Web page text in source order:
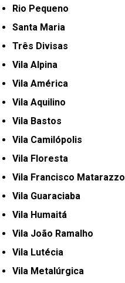
Rio Pequeno
Santa Maria
Três Divisas
Vila Alpina
Vila América
Vila Aquilino
Vila Bastos
Vila Camilópolis
Vila Floresta
Vila Francisco Matarazzo
Vila Guaraciaba
Vila Humaitá
Vila João Ramalho
Vila Lutécia
Vila Metalúrgica